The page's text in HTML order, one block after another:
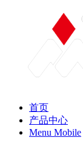
首页
产品中心
Menu Mobile